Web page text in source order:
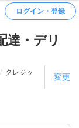
ログイン・登録
達・デリ
クレジッ
変更